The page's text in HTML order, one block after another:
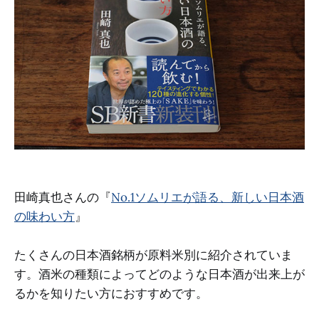
田崎真也さんの『No.1ソムリエが語る、新しい日本酒
の味わい方』
たくさんの日本酒銘柄が原料米別に紹介されていま
す。酒米の種類によってどのような日本酒が出来上が
るかを知りたい方におすすめです。